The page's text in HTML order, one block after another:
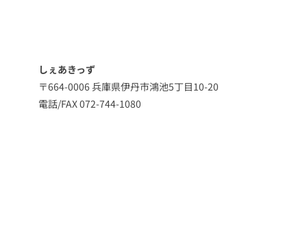
しぇあきっず
〒664-0006 兵庫県伊丹市鴻池5丁目10-20
電話/FAX 072-744-1080